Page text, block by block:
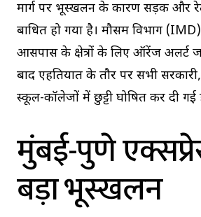
मार्ग पर भूस्खलन के कारण सड़क और
बाधित हो गया है। मौसम विभाग
आसपास के क्षेत्रों के लिए ऑरेंज अलर्ट
बाद एहतियात के तौर पर सभी
स्कूल-कॉलेजों में छुट्टी घोषित कर दी गई
मुंबई-पुणे
बड़ा भूस्खलन